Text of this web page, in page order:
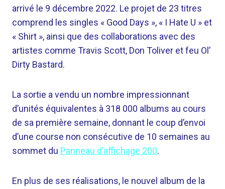
arrivé le 9 décembre 2022. Le projet de 23 titres
comprend les singles « Good Days », « I Hate U » et
« Shirt », ainsi que des collaborations avec des
artistes comme Travis Scott, Don Toliver et feu Ol’
Dirty Bastard.
La sortie a vendu un nombre impressionnant
d’unités équivalentes à 318 000 albums au cours
de sa première semaine, donnant le coup d’envoi
d’une course non consécutive de 10 semaines au
sommet du Panneau d’affichage 200.
En plus de ses réalisations, le nouvel album de la